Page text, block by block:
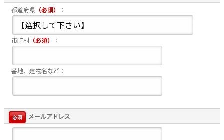
都道府県 （必須） ：
市町村（必須） ：
番地、建物名など：
メールアドレス
必須